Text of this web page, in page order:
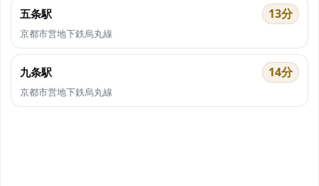
五条駅 13分
京都市営地下鉄烏丸線
九条駅 14分
京都市営地下鉄烏丸線